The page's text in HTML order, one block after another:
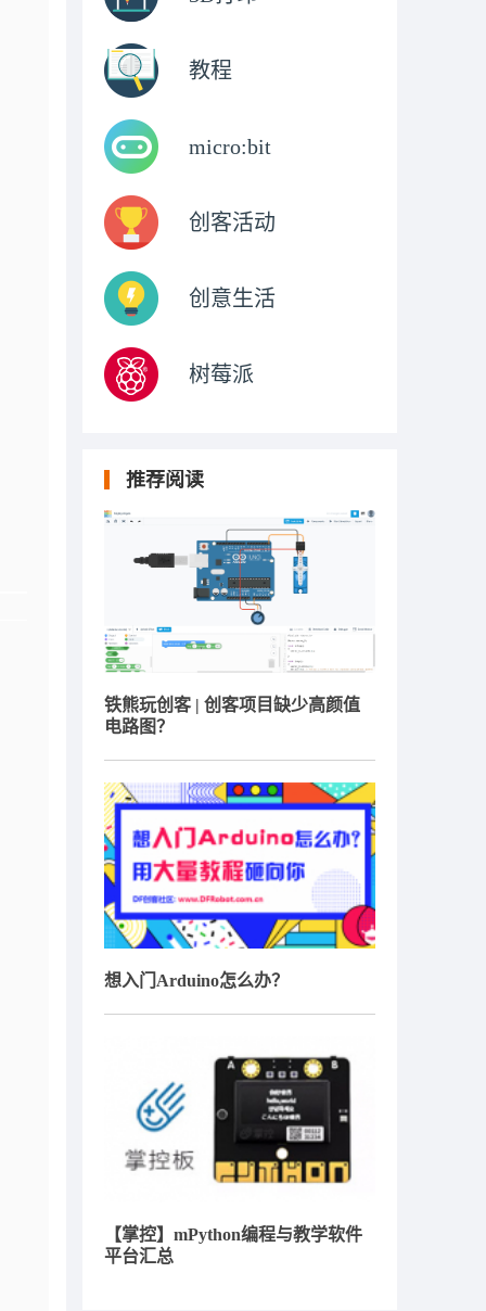
教程
micro:bit
创客活动
创意生活
树莓派
推荐阅读
铁熊玩创客 | 创客项目缺少高颜值
电路图？
想入门Arduino怎么办？
【掌控】mPython编程与教学软件
平台汇总